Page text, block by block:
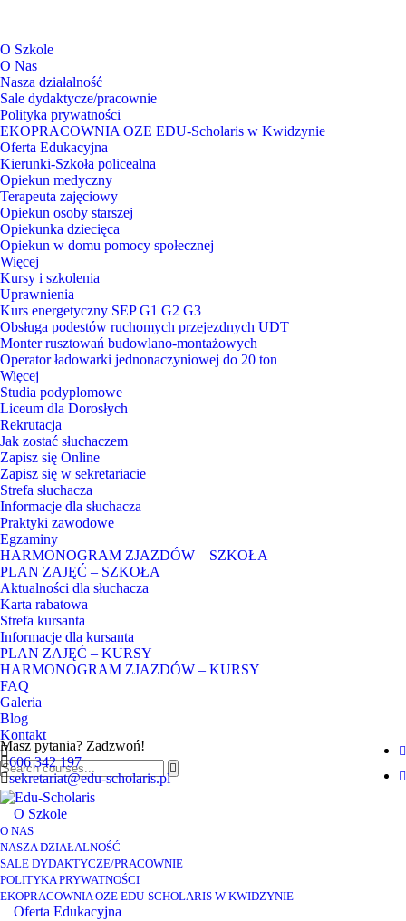
O Szkole
O Nas
Nasza działalność
Sale dydaktycze/pracownie
Polityka prywatności
EKOPRACOWNIA OZE EDU-Scholaris w Kwidzynie
Oferta Edukacyjna
Kierunki-Szkoła policealna
Opiekun medyczny
Terapeuta zajęciowy
Opiekun osoby starszej
Opiekunka dziecięca
Opiekun w domu pomocy społecznej
Więcej
Kursy i szkolenia
Uprawnienia
Kurs energetyczny SEP G1 G2 G3
Obsługa podestów ruchomych przejezdnych UDT
Monter rusztowań budowlano-montażowych
Operator ładowarki jednonaczyniowej do 20 ton
Więcej
Studia podyplomowe
Liceum dla Dorosłych
Rekrutacja
Jak zostać słuchaczem
Zapisz się Online
Zapisz się w sekretariacie
Strefa słuchacza
Informacje dla słuchacza
Praktyki zawodowe
Egzaminy
HARMONOGRAM ZJAZDÓW – SZKOŁA
PLAN ZAJĘĆ – SZKOŁA
Aktualności dla słuchacza
Karta rabatowa
Strefa kursanta
Informacje dla kursanta
PLAN ZAJĘĆ – KURSY
HARMONOGRAM ZJAZDÓW – KURSY
FAQ
Galeria
Blog
Kontakt
Masz pytania? Zadzwoń!
606 342 197
sekretariat@edu-scholaris.pl
O Szkole
O NAS
NASZA DZIAŁALNOŚĆ
SALE DYDAKTYCZE/PRACOWNIE
POLITYKA PRYWATNOŚCI
EKOPRACOWNIA OZE EDU-SCHOLARIS W KWIDZYNIE
Oferta Edukacyjna